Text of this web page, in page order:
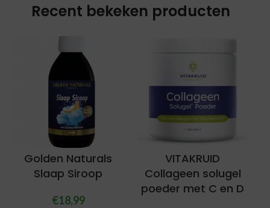
Recent bekeken producten
Golden Naturals
Slaap Siroop
€18,99
VITAKRUID
Collageen solugel
poeder met C en D